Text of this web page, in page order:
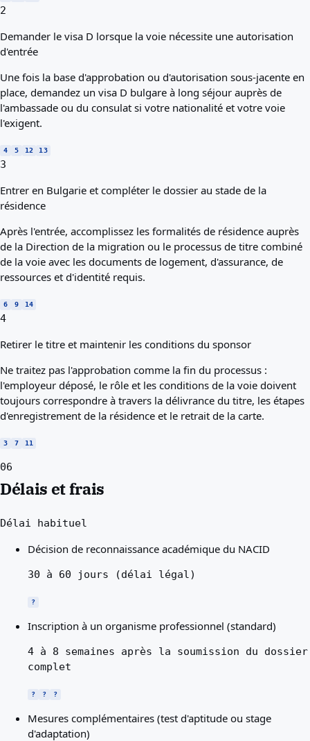
2
Demander le visa D lorsque la voie nécessite une autorisation
d'entrée
Une fois la base d'approbation ou d'autorisation sous-jacente en
place, demandez un visa D bulgare à long séjour auprès de
l'ambassade ou du consulat si votre nationalité et votre voie
l'exigent.
4 5 12 13
3
Entrer en Bulgarie et compléter le dossier au stade de la
résidence
Après l'entrée, accomplissez les formalités de résidence auprès
de la Direction de la migration ou le processus de titre combiné
de la voie avec les documents de logement, d'assurance, de
ressources et d'identité requis.
6 9 14
4
Retirer le titre et maintenir les conditions du sponsor
Ne traitez pas l'approbation comme la fin du processus :
l'employeur déposé, le rôle et les conditions de la voie doivent
toujours correspondre à travers la délivrance du titre, les étapes
d'enregistrement de la résidence et le retrait de la carte.
3 7 11
06
Délais et frais
Délai habituel
Décision de reconnaissance académique du NACID
30 à 60 jours (délai légal)
?
Inscription à un organisme professionnel (standard)
4 à 8 semaines après la soumission du dossier
complet
? ? ?
Mesures complémentaires (test d'aptitude ou stage
d'adaptation)